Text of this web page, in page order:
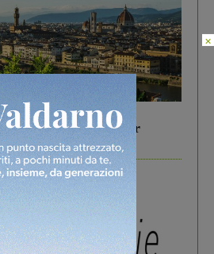
5 idee per far
×